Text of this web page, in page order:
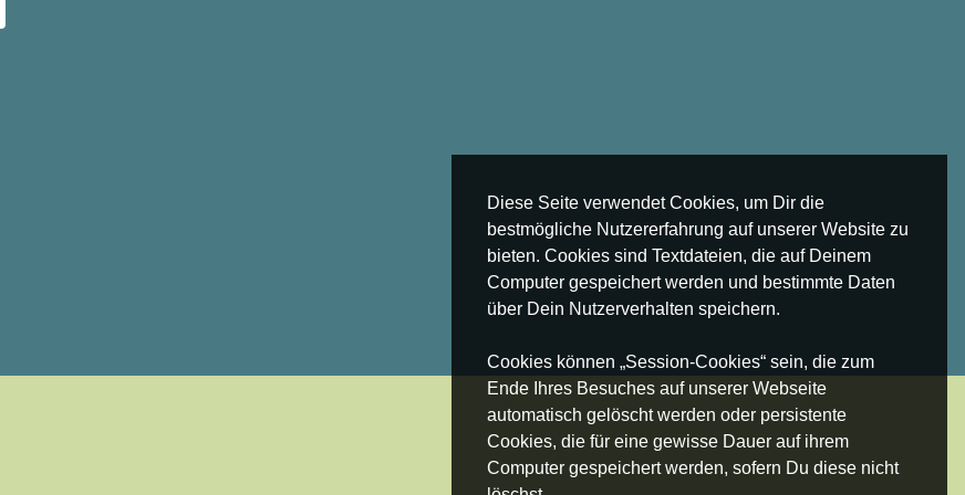
Diese Seite verwendet Cookies, um Dir die
bestmögliche Nutzererfahrung auf unserer Website zu
bieten. Cookies sind Textdateien, die auf Deinem
Computer gespeichert werden und bestimmte Daten
über Dein Nutzerverhalten speichern.
Cookies können „Session-Cookies“ sein, die zum
Ende Ihres Besuches auf unserer Webseite
automatisch gelöscht werden oder persistente
Cookies, die für eine gewisse Dauer auf ihrem
Computer gespeichert werden, sofern Du diese nicht